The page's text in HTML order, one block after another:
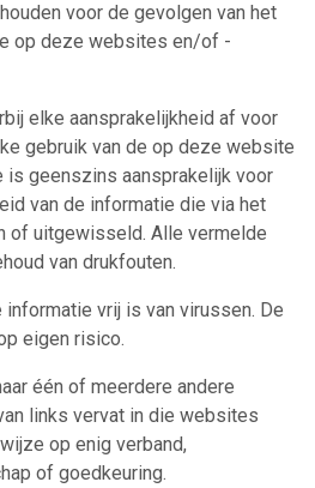
voor de gevolgen van het
op deze websites en/of -
elke aansprakelijkheid af voor
gebruik van de op deze website
geenszins aansprakelijk voor
van de informatie die via het
of uitgewisseld. Alle vermelde
van drukfouten.
vrij is van virussen. De
eigen risico.
één of meerdere andere
links vervat in die websites
op enig verband,
of goedkeuring.